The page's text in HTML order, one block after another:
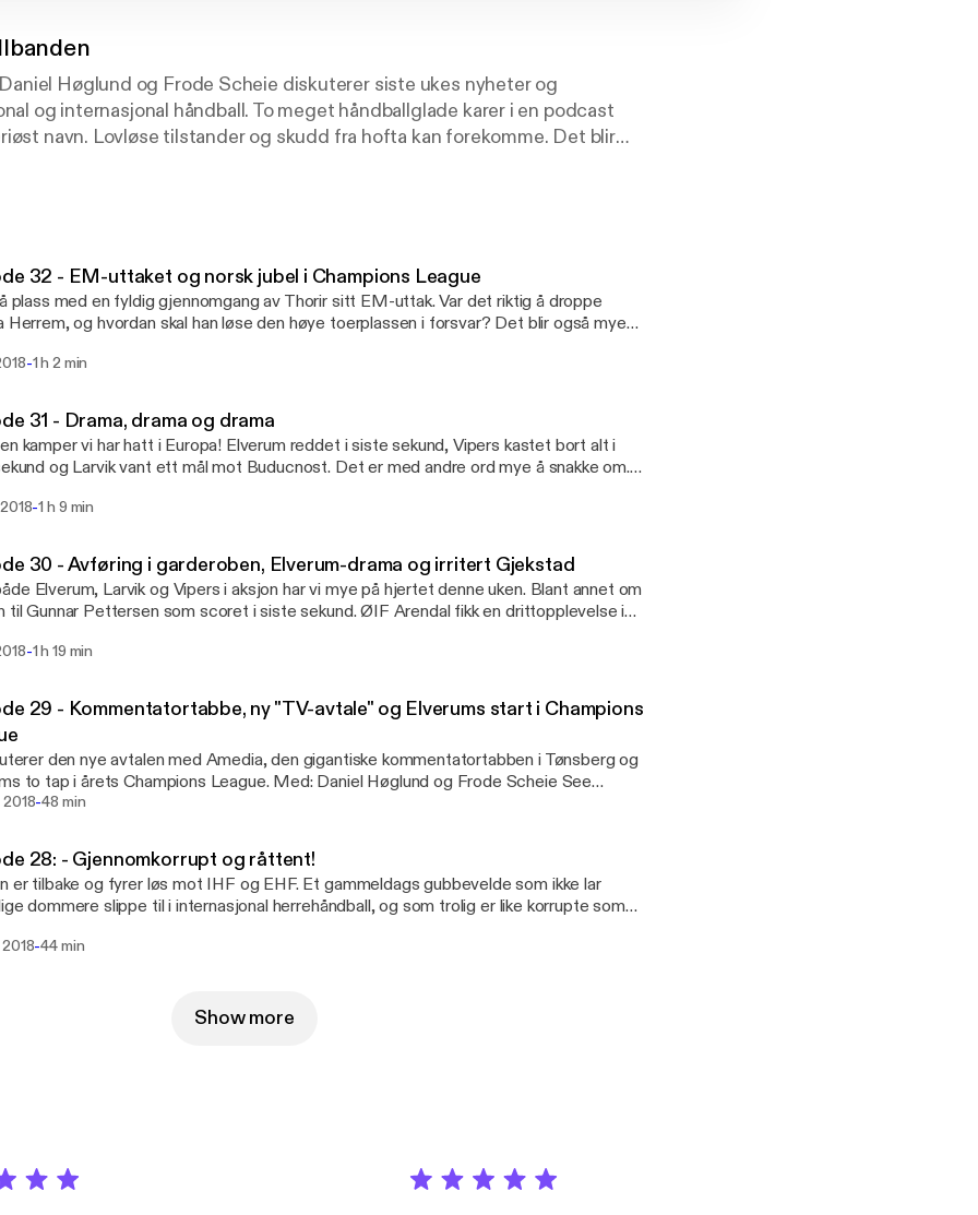
Høglund og Frode Scheie diskuterer siste ukes nyheter og
og internasjonal håndball. To meget håndballglade karer i en podcast
navn. Lovløse tilstander og skudd fra hofta kan forekomme. Det blir
for privacy and opt-out information.
32 - EM-uttaket og norsk jubel i Champions League
plass med en fyldig gjennomgang av Thorir sitt EM-uttak. Var det riktig å droppe
Herrem, og hvordan skal han løse den høye toerplassen i forsvar? Det blir også mye
og Frode Scheie See acast.com/privacy
-1 h 2 min
31 - Drama, drama og drama
kamper vi har hatt i Europa! Elverum reddet i siste sekund, Vipers kastet bort alt i
og Larvik vant ett mål mot Buducnost. Det er med andre ord mye å snakke om.
and opt-out information.
-1 h 9 min
30 - Avføring i garderoben, Elverum-drama og irritert Gjekstad
Elverum, Larvik og Vipers i aksjon har vi mye på hjertet denne uken. Blant annet om
til Gunnar Pettersen som scoret i siste sekund. ØIF Arendal fikk en drittopplevelse i
out
-1 h 19 min
29 - Kommentatortabbe, ny "TV-avtale" og Elverums start i Champions
den nye avtalen med Amedia, den gigantiske kommentatortabben i Tønsberg og
i årets Champions League. Med: Daniel Høglund og Frode Scheie See
privacy [https://acast.com/privacy] for privacy and opt-out information.
-48 min
28: - Gjennomkorrupt og råttent!
er tilbake og fyrer løs mot IHF og EHF. Et gammeldags gubbevelde som ikke lar
dommere slippe til i internasjonal herrehåndball, og som trolig er like korrupte som
det siste fra håndballens verden i sesongens første episode. Med: Daniel
-44 min
Show more